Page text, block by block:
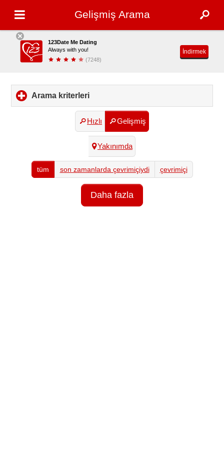
Gelişmiş Arama
123Date Me Dating
Always with you!
(7248)
İndirmek
Arama kriterleri
to
contents
Hızlı Gelişmiş
Yakınımda
tüm son zamanlarda çevrimiçiydi çevrimiçi
Daha fazla